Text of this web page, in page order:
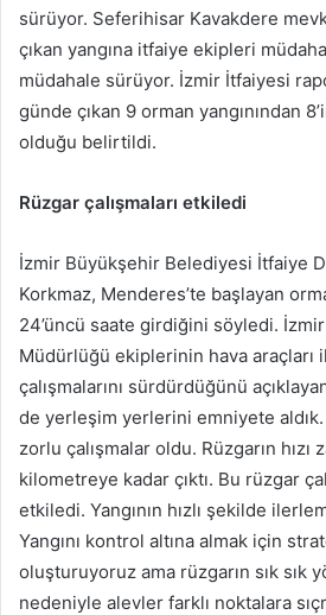
sürüyor. Seferihisar Kavakdere
çıkan yangına itfaiye ekipleri
müdahale sürüyor. İzmir İtfaiyesi
günde çıkan 9 orman yangınından
olduğu belirtildi.
Rüzgar çalışmaları etkiledi
İzmir Büyükşehir Belediyesi İtfaiye
Korkmaz, Menderes’te başlayan
24’üncü saate girdiğini söyledi.
Müdürlüğü ekiplerinin hava araçları
çalışmalarını sürdürdüğünü
de yerleşim yerlerini emniyete
zorlu çalışmalar oldu. Rüzgarın hızı
kilometreye kadar çıktı. Bu rüzgar
etkiledi. Yangının hızlı şekilde
Yangını kontrol altına almak için
oluşturuyoruz ama rüzgarın sık sık
nedeniyle alevler farklı noktalara